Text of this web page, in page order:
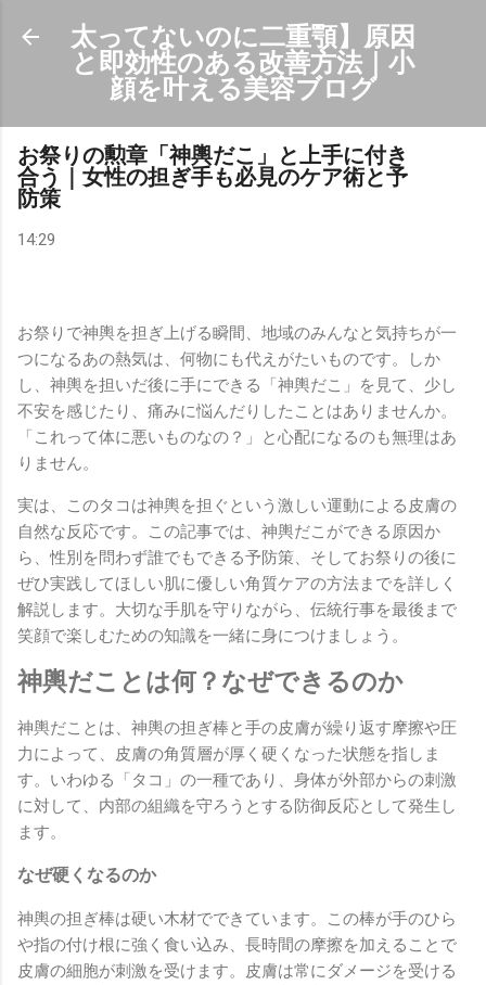
スキップしてメイン コンテンツに移動
太ってないのに二重顎】原因
と即効性のある改善方法｜小
顔を叶える美容ブログ
お祭りの勲章「神輿だこ」と上手に付き
合う｜女性の担ぎ手も必見のケア術と予
防策
14:29
お祭りで神輿を担ぎ上げる瞬間、地域のみんなと気持ちが一
つになるあの熱気は、何物にも代えがたいものです。しか
し、神輿を担いだ後に手にできる「神輿だこ」を見て、少し
不安を感じたり、痛みに悩んだりしたことはありませんか。
「これって体に悪いものなの？」と心配になるのも無理はあ
りません。
実は、このタコは神輿を担ぐという激しい運動による皮膚の
自然な反応です。この記事では、神輿だこができる原因か
ら、性別を問わず誰でもできる予防策、そしてお祭りの後に
ぜひ実践してほしい肌に優しい角質ケアの方法までを詳しく
解説します。大切な手肌を守りながら、伝統行事を最後まで
笑顔で楽しむための知識を一緒に身につけましょう。
神輿だことは何？なぜできるのか
神輿だことは、神輿の担ぎ棒と手の皮膚が繰り返す摩擦や圧
力によって、皮膚の角質層が厚く硬くなった状態を指しま
す。いわゆる「タコ」の一種であり、身体が外部からの刺激
に対して、内部の組織を守ろうとする防御反応として発生し
ます。
なぜ硬くなるのか
神輿の担ぎ棒は硬い木材でできています。この棒が手のひら
や指の付け根に強く食い込み、長時間の摩擦を加えることで
皮膚の細胞が刺激を受けます。皮膚は常にダメージを受ける